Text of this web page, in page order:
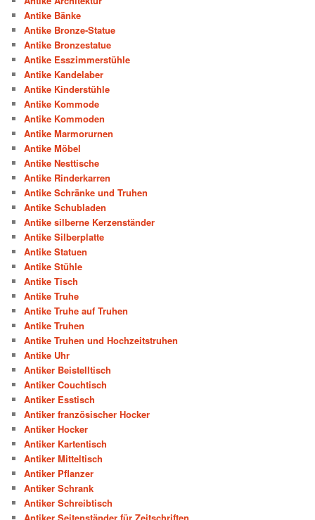
Antike Bänke
Antike Bronze-Statue
Antike Bronzestatue
Antike Esszimmerstühle
Antike Kandelaber
Antike Kinderstühle
Antike Kommode
Antike Kommoden
Antike Marmorurnen
Antike Möbel
Antike Nesttische
Antike Rinderkarren
Antike Schränke und Truhen
Antike Schubladen
Antike silberne Kerzenständer
Antike Silberplatte
Antike Statuen
Antike Stühle
Antike Tisch
Antike Truhe
Antike Truhe auf Truhen
Antike Truhen
Antike Truhen und Hochzeitstruhen
Antike Uhr
Antiker Beistelltisch
Antiker Couchtisch
Antiker Esstisch
Antiker französischer Hocker
Antiker Hocker
Antiker Kartentisch
Antiker Mitteltisch
Antiker Pflanzer
Antiker Schrank
Antiker Schreibtisch